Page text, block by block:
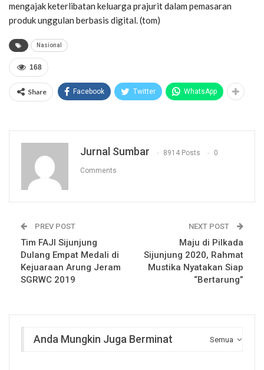
mengajak keterlibatan keluarga prajurit dalam pemasaran
produk unggulan berbasis digital. (tom)
Nasional
168
Share Facebook Twitter WhatsApp
Jurnal Sumbar 8914 Posts 0
Comments
PREV POST
Tim FAJI Sijunjung
Dulang Empat Medali di
Kejuaraan Arung Jeram
SGRWC 2019
NEXT POST
Maju di Pilkada
Sijunjung 2020, Rahmat
Mustika Nyatakan Siap
“Bertarung”
Semua
Anda Mungkin Juga Berminat